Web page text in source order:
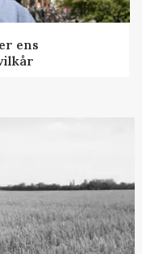
ens
om